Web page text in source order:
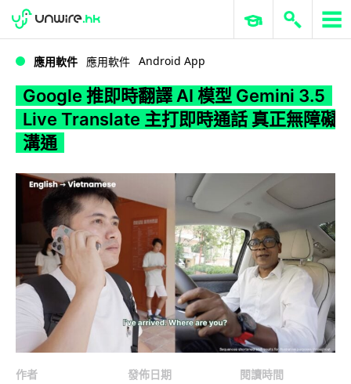
WWDC 2026 ERP 與商業 AI
應用軟件 應用軟件 Android App
Google 推即時翻譯 AI 模型 Gemini 3.5
Live Translate 主打即時通話 真正無障礙
溝通
作者
發佈日期
閱讀時間